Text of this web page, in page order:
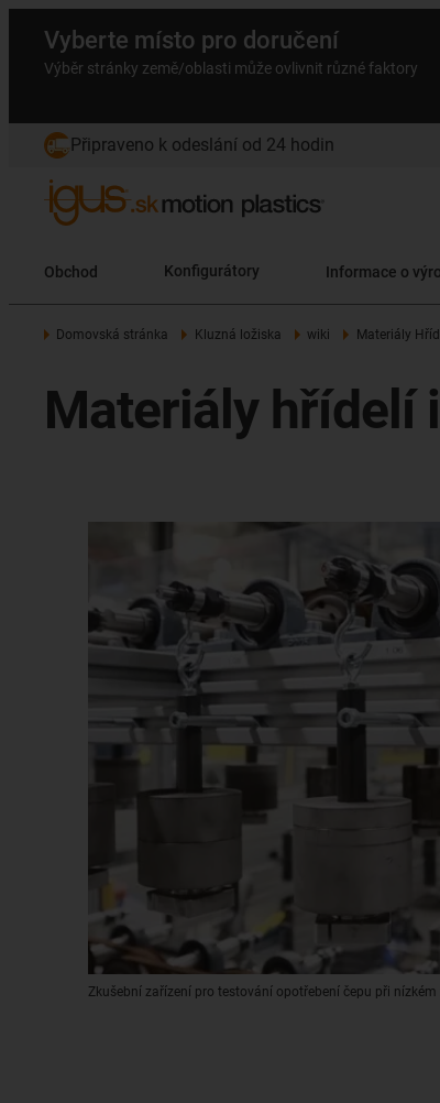
Vyberte místo pro doručení
Výběr stránky země/oblasti může ovlivnit různé faktory
Připraveno k odeslání od 24 hodin
Obchod Konfigurátory Informace o
Domovská stránka Kluzná ložiska wiki Materiály
Materiály hřídelí
Zkušební zařízení pro testování opotřebení čepu při nízkém